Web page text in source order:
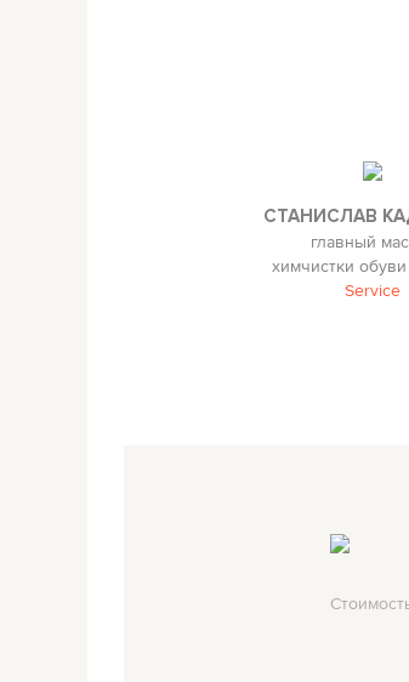
СТАНИСЛАВ
главный
химчистки обуви
Service